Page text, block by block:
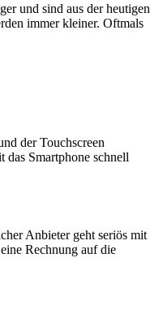
und sind aus der heutigen
immer kleiner. Oftmals
der Touchscreen
Smartphone schnell
Anbieter geht seriös mit
Rechnung auf die